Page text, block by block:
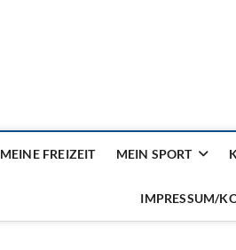
MEINE FREIZEIT MEIN SPORT
IMPRESSUM/